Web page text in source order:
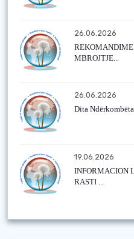
26.06.2026
REKOMANDIME
MBROJTJE...
26.06.2026
Dita
19.06.2026
INFORMACION
RASTI ...